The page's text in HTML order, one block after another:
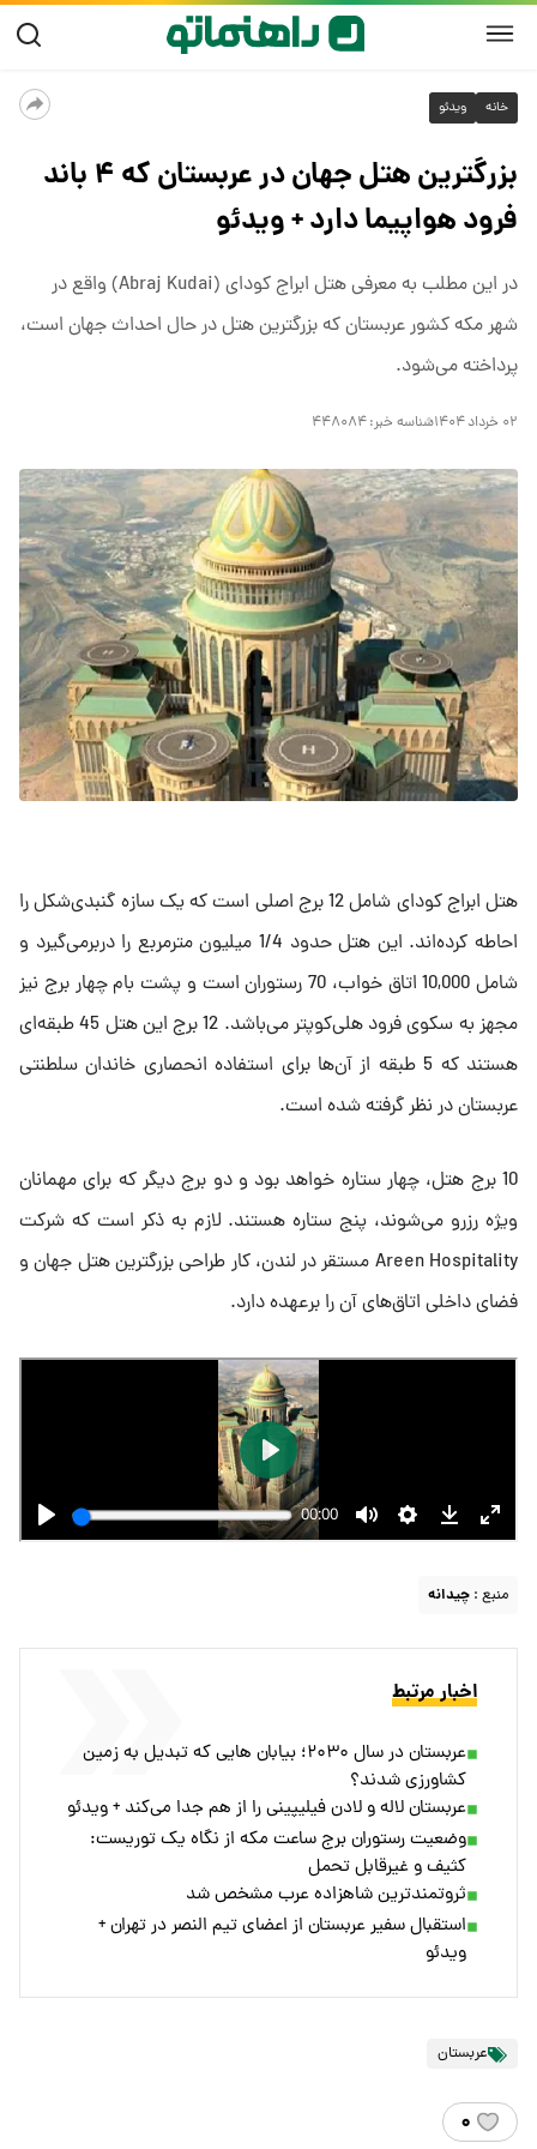
خانه ویدئو
بزرگترین هتل جهان در عربستان که ۴ باند
فرود هواپیما دارد + ویدئو
در این مطلب به معرفی هتل ابراج کودای (Abraj Kudai) واقع در
شهر مکه کشور عربستان که بزرگترین هتل در حال احداث جهان است،
پرداخته می‌شود.
۰۲ خرداد ۱۴۰۴ شناسه خبر:۴۴۸۰۸۴
هتل ابراج کودای شامل 12 برج اصلی است که یک سازه گنبدی‌شکل را
احاطه کرده‌اند. این هتل حدود 1/4 میلیون مترمربع را دربرمی‌گیرد و
شامل 10,000 اتاق خواب، 70 رستوران است و پشت بام چهار برج نیز
مجهز به سکوی فرود هلی‌کوپتر می‌باشد. 12 برج این هتل 45 طبقه‌ای
هستند که 5 طبقه از آن‌ها برای استفاده انحصاری خاندان سلطنتی
عربستان در نظر گرفته شده است.
10 برج هتل، چهار ستاره خواهد بود و دو برج دیگر که برای مهمانان
ویژه رزرو می‌شوند، پنج ستاره هستند. لازم به ذکر است که شرکت
Areen Hospitality مستقر در لندن، کار طراحی بزرگترین هتل جهان و
فضای داخلی اتاق‌های آن را برعهده دارد.
منبع : چیدانه
اخبار مرتبط
عربستان در سال ۲۰۳۰؛ بیابان هایی که تبدیل به زمین
کشاورزی شدند؟
عربستان لاله و لادن فیلیپینی را از هم جدا می‌کند + ویدئو
وضعیت رستوران برج ساعت مکه از نگاه یک توریست:
کثیف و غیرقابل تحمل
ثروتمندترین شاهزاده عرب مشخص شد
استقبال سفیر عربستان از اعضای تیم النصر در تهران +
ویدئو
عربستان
۰